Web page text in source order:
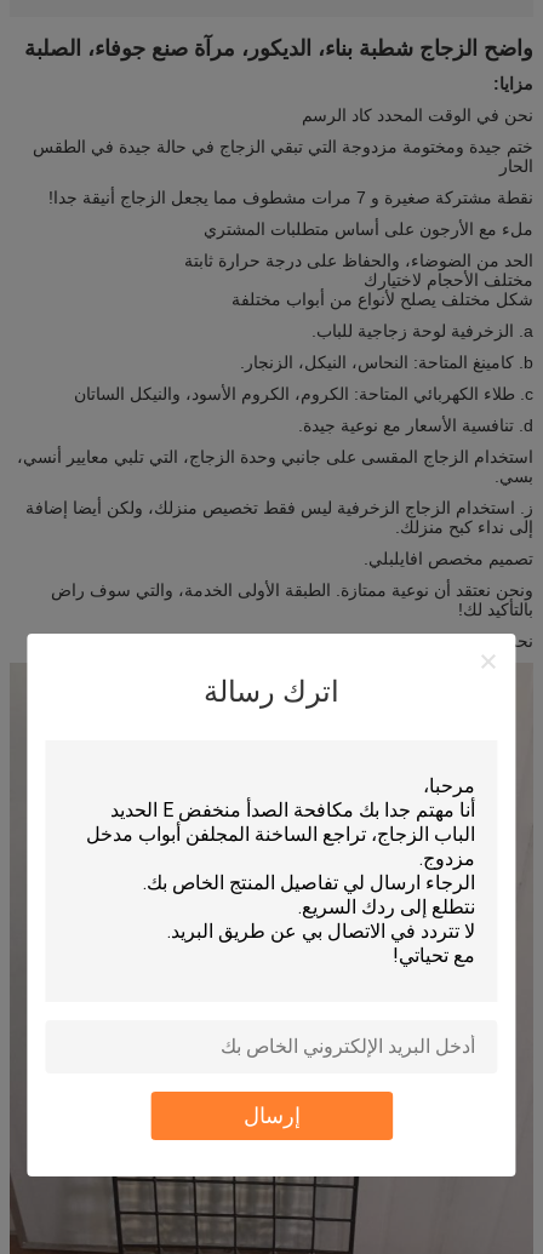
اترك رسالة
إرسال
واضح الزجاج شطبة بناء، الديكور، مرآة صنع جوفاء، الصلبة
مزايا:
نحن في الوقت المحدد كاد الرسم
ختم جيدة ومختومة مزدوجة التي تبقي الزجاج في حالة جيدة في الطقس
الحار
نقطة مشتركة صغيرة و 7 مرات مشطوف مما يجعل الزجاج أنيقة جدا!
ملء مع الأرجون على أساس متطلبات المشتري
الحد من الضوضاء، والحفاظ على درجة حرارة ثابتة
مختلف الأحجام لاختيارك
شكل مختلف يصلح لأنواع من أبواب مختلفة
a. الزخرفية لوحة زجاجية للباب.
b. كامينغ المتاحة: النحاس، النيكل، الزنجار.
c. طلاء الكهربائي المتاحة: الكروم، الكروم الأسود، والنيكل الساتان
d. تنافسية الأسعار مع نوعية جيدة.
استخدام الزجاج المقسى على جانبي وحدة الزجاج، التي تلبي معايير أنسي،
بسي.
ز. استخدام الزجاج الزخرفية ليس فقط تخصيص منزلك، ولكن أيضا إضافة
إلى نداء كبح منزلك.
تصميم مخصص افايلبلي.
ونحن نعتقد أن نوعية ممتازة. الطبقة الأولى الخدمة، والتي سوف راض
بالتأكيد لك!
نحن بصدق إكسنتينغ محادثات تجارية مع جميع العملاء!